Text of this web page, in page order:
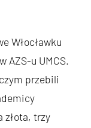
Włocławku
AZS-u UMCS.
przebili
złota, trzy